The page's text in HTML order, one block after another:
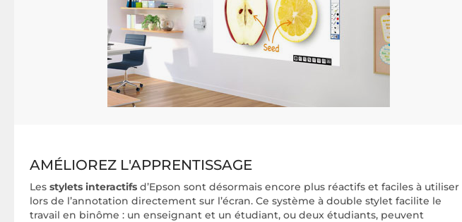
AMÉLIOREZ L'APPRENTISSAGE
Les stylets interactifs d’Epson sont désormais encore plus réactifs et faciles à utiliser
lors de l’annotation directement sur l’écran. Ce système à double stylet facilite le
travail en binôme : un enseignant et un étudiant, ou deux étudiants, peuvent